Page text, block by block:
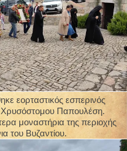
εορταστικός εσπερινός
Χρυσόστομου Παπουλέση.
μοναστήρια της περιοχής
του Βυζαντίου.